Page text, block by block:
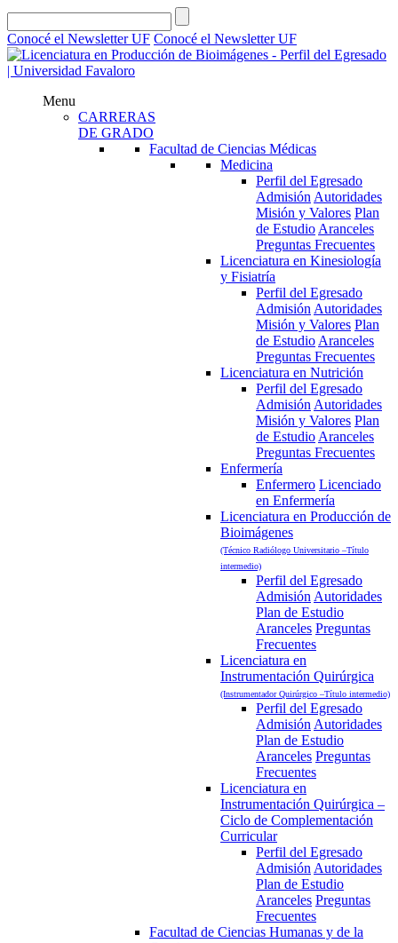
Conocé el Newsletter UF Conocé el Newsletter UF
Menu
CARRERAS
DE GRADO
Facultad de Ciencias Médicas
Medicina
Perfil del Egresado
Admisión Autoridades
Misión y Valores Plan
de Estudio Aranceles
Preguntas Frecuentes
Licenciatura en Kinesiología
y Fisiatría
Perfil del Egresado
Admisión Autoridades
Misión y Valores Plan
de Estudio Aranceles
Preguntas Frecuentes
Licenciatura en Nutrición
Perfil del Egresado
Admisión Autoridades
Misión y Valores Plan
de Estudio Aranceles
Preguntas Frecuentes
Enfermería
Enfermero Licenciado
en Enfermería
Licenciatura en Producción de
Bioimágenes
(Técnico Radiólogo Universitario –Título
intermedio)
Perfil del Egresado
Admisión Autoridades
Plan de Estudio
Aranceles Preguntas
Frecuentes
Licenciatura en
Instrumentación Quirúrgica
(Instrumentador Quirúrgico –Título intermedio)
Perfil del Egresado
Admisión Autoridades
Plan de Estudio
Aranceles Preguntas
Frecuentes
Licenciatura en
Instrumentación Quirúrgica –
Ciclo de Complementación
Curricular
Perfil del Egresado
Admisión Autoridades
Plan de Estudio
Aranceles Preguntas
Frecuentes
Facultad de Ciencias Humanas y de la